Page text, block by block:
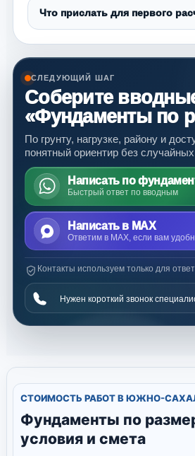
Что прислать для первого
СЛЕДУЮЩИЙ ШАГ
Соберите
«Фундаменты по
По грунту, нагрузке, району и
понятный ориентир без
Написать по
Быстрый ответ по вводным
Написать в MAX
Ответим в MAX, если вам
Контакты используем только для
Нужен короткий звонок
СТОИМОСТЬ РАБОТ В ЮЖНО-
Фундаменты по
условия и смета